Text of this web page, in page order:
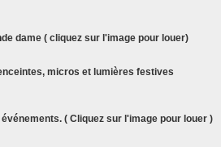
dame ( cliquez sur l'image pour louer)
( Cliquez sur l'image pour louer )